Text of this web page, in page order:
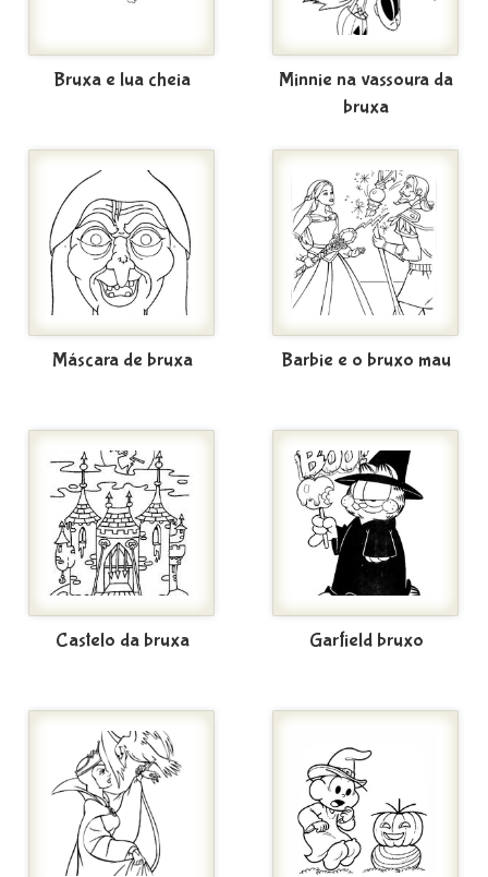
Bruxa e lua cheia
Minnie na vassoura da
bruxa
Máscara de bruxa Barbie e o bruxo mau
Castelo da bruxa Garfield bruxo